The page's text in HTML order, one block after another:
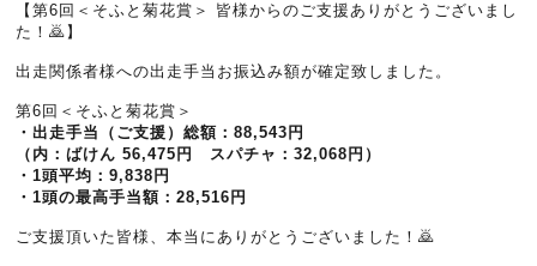
【第6回＜そふと菊花賞＞ 皆様からのご支援ありがとうございまし
た！🙇】
出走関係者様への出走手当お振込み額が確定致しました。
第6回＜そふと菊花賞＞
・出走手当（ご支援）総額：88,543円
（内：ばけん 56,475円 スパチャ：32,068円）
・1頭平均：9,838円
・1頭の最高手当額：28,516円
ご支援頂いた皆様、本当にありがとうございました！🙇